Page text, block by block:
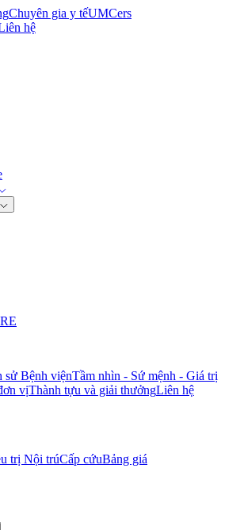
Chuyên gia y tếUMCers
hệ
sử Bệnh việnTầm nhìn - Sứ mệnh - Giá trị
vịThành tựu và giải thưởngLiên hệ
trị Nội trúCấp cứuBảng giá